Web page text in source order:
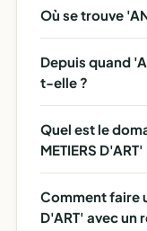
Où se trouve
Depuis quand
t-elle ?
Quel est le
METIERS D'ART'
Comment faire
D'ART' avec un